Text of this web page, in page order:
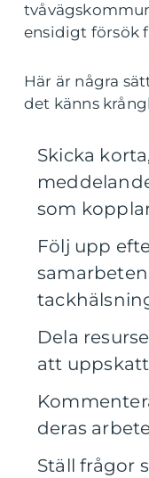
ensidigt försök
Här är några
det känns
Skicka
som
Följ upp
Dela
att
deras
Ställ frågor